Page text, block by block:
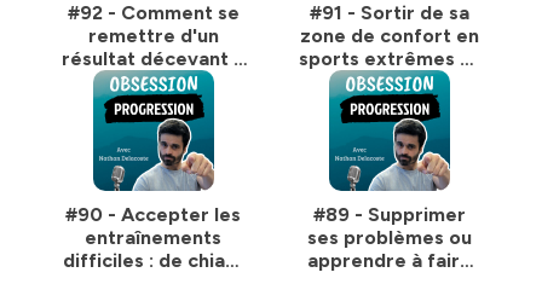
#92 - Comment se
remettre d'un
résultat décevant ?
J'analyse ma
compétition
[snowboard
freeride]
#91 - Sortir de sa
zone de confort en
sports extrêmes et
dans la vie : mode
d'emploi pour
dépasser ses peurs
#90 - Accepter les
entraînements
difficiles : de chiant
#89 - Supprimer
ses problèmes ou
apprendre à faire